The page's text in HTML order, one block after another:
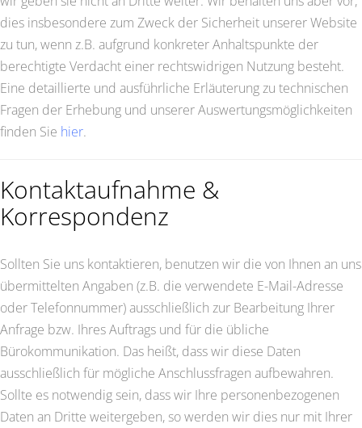
dies insbesondere zum Zweck der Sicherheit unserer Website
zu tun, wenn z.B. aufgrund konkreter Anhaltspunkte der
berechtigte Verdacht einer rechtswidrigen Nutzung besteht.
Eine detaillierte und ausführliche Erläuterung zu technischen
Fragen der Erhebung und unserer Auswertungsmöglichkeiten
finden Sie hier.
Kontaktaufnahme &
Korrespondenz
Sollten Sie uns kontaktieren, benutzen wir die von Ihnen an uns
übermittelten Angaben (z.B. die verwendete E-Mail-Adresse
oder Telefonnummer) ausschließlich zur Bearbeitung Ihrer
Anfrage bzw. Ihres Auftrags und für die übliche
Bürokommunikation. Das heißt, dass wir diese Daten
ausschließlich für mögliche Anschlussfragen aufbewahren.
Sollte es notwendig sein, dass wir Ihre personenbezogenen
Daten an Dritte weitergeben, so werden wir dies nur mit Ihrer